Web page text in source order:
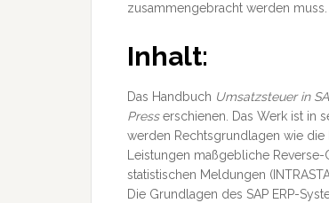
zusammengebracht werden muss.
Inhalt:
Das Handbuch Umsatzsteuer in
Presserschienen. Das Werk ist in
werden Rechtsgrundlagen wie
Leistungen maßgebliche
statistischen Meldungen
Die Grundlagen des SAP ERP-